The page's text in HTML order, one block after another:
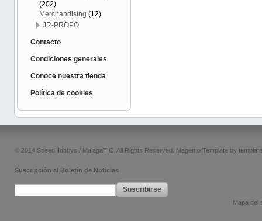
(202)
Merchandising (12)
JR-PROPO
Contacto
Condiciones generales
Conoce nuestra tienda
Política de cookies
© 2014 SpeedHobbys / MalagaTIC. All Rights Reserved. Magento Template by
Suscripción al Boletín de Noticias
Suscribirse
Mapa del